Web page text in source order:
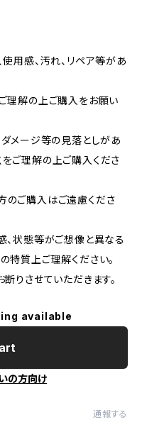
使用感、汚れ、リペア等があ
理解の上ご購入をお願い
ダメージ等の見落としがあ
ご理解の上ご購入くださ
のご購入はご遠慮くださ
、状態等がご想像と異なる
特質上ご理解ください。
りさせていただきます。
available
の方向け
通報する